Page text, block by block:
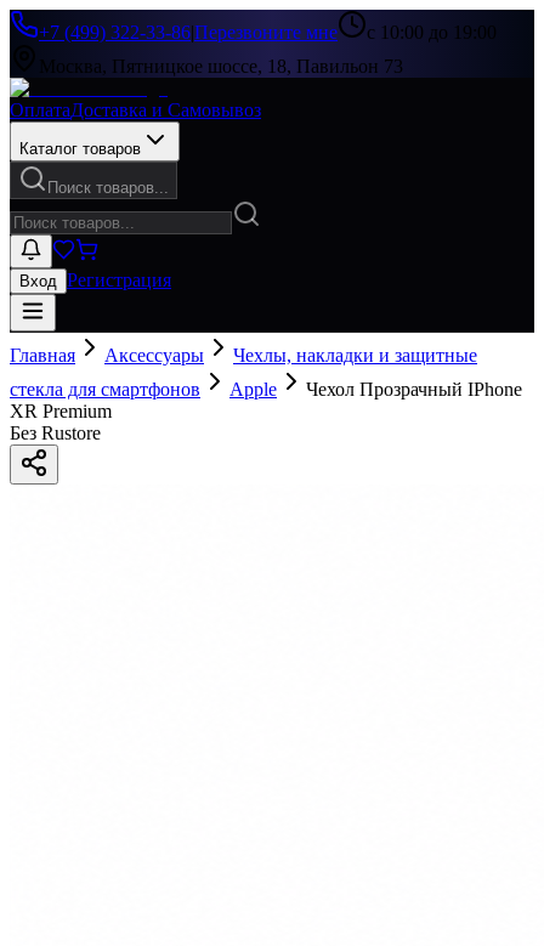
+7 (499) 322-33-86|Перезвоните мне
с 10:00 до 19:00
Москва, Пятницкое шоссе, 18, Павильон 73
ОплатаДоставка и Самовывоз
Каталог товаров
Поиск товаров...
Вход Регистрация
Главная Аксессуары
Чехлы, накладки и защитные
стекла для смартфонов
Apple
Чехол Прозрачный IPhone
XR Premium
Без Rustore